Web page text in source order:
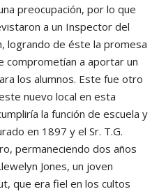
preocupación, por lo que
a un Inspector del
logrando de éste la promesa
comprometían a aportar un
los alumnos. Este fue otro
nuevo local en esta
la función de escuela y
en 1897 y el Sr. T.G.
permaneciendo dos años
Jones, un joven
que era fiel en los cultos